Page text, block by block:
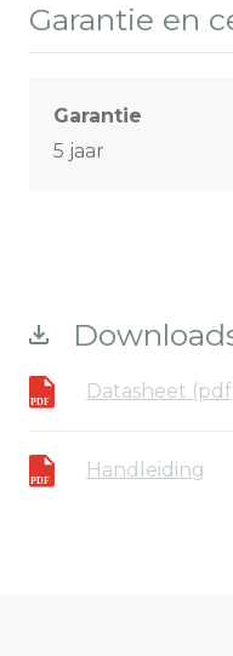
Garantie en
Garantie
5 jaar
Datasheet
Handleiding